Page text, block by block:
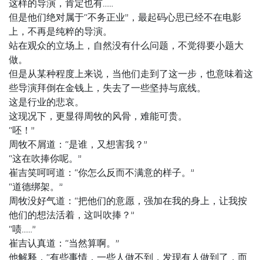
这样的导演，肯定也有……
但是他们绝对属于“不务正业”，最起码心思已经不在电影
上，不再是纯粹的导演。
站在观众的立场上，自然没有什么问题，不觉得要小题大
做。
但是从某种程度上来说，当他们走到了这一步，也意味着这
些导演拜倒在金钱上，失去了一些坚持与底线。
这是行业的悲哀。
这现况下，更显得周牧的风骨，难能可贵。
“呸！”
周牧不屑道：“是谁，又想害我？”
“这在吹捧你呢。”
崔吉笑呵呵道：“你怎么反而不满意的样子。”
“道德绑架。”
周牧没好气道：“把他们的意愿，强加在我的身上，让我按
他们的想法活着，这叫吹捧？”
“啧……”
崔吉认真道：“当然算啊。”